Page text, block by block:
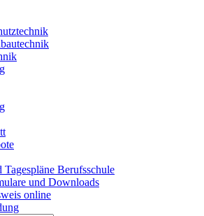
Berufsschule
und Downloads
online